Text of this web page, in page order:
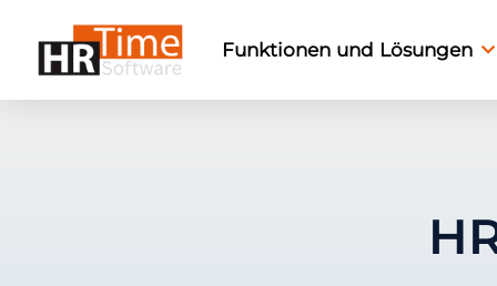
Funktionen und Lösungen